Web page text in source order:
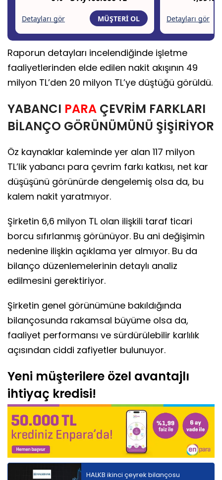
Raporun detayları incelendiğinde işletme
faaliyetlerinden elde edilen nakit akışının 49
milyon TL’den 20 milyon TL’ye düştüğü görüldü.
YABANCI PARA ÇEVRİM FARKLARI
BİLANÇO GÖRÜNÜMÜNÜ ŞİŞİRİYOR
Öz kaynaklar kaleminde yer alan 117 milyon
TL’lik yabancı para çevrim farkı katkısı, net kar
düşüşünü görünürde dengelemiş olsa da, bu
kalem nakit yaratmıyor.
Şirketin 6,6 milyon TL olan ilişkili taraf ticari
borcu sıfırlanmış görünüyor. Bu ani değişimin
nedenine ilişkin açıklama yer almıyor. Bu da
bilanço düzenlemelerinin detaylı analiz
edilmesini gerektiriyor.
Şirketin genel görünümüne bakıldığında
bilançosunda rakamsal büyüme olsa da,
faaliyet performansı ve sürdürülebilir karlılık
açısından ciddi zafiyetler bulunuyor.
Yeni müşterilere özel avantajlı
ihtiyaç kredisi!
HALKB ikinci çeyrek bilançosu